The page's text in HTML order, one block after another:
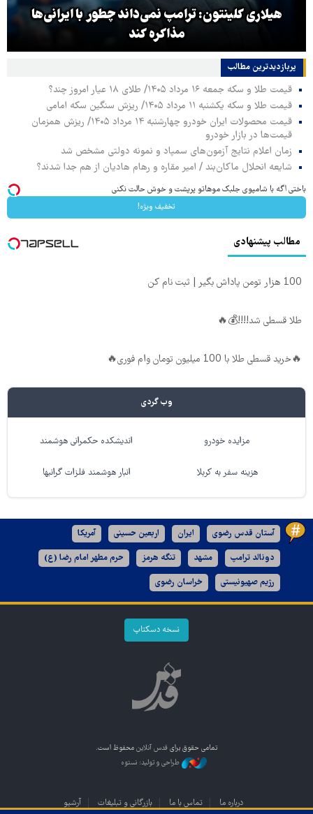
هیلاری کلینتون: ترامپ نمی‌داند چطور با ایرانی‌ها
مذاکره کند
پربازدیدترین‌ مطالب
قیمت طلا و سکه جمعه ۱۶ مرداد ۱۴۰۵/ طلای ۱۸ عیار امروز چند؟
قیمت طلا و سکه یکشنبه ۱۱ مرداد ۱۴۰۵/ ریزش سنگین سکه امامی
قیمت محصولات ایران خودرو چهارشنبه ۱۴ مرداد ۱۴۰۵/ ریزش همزمان
قیمت‌ها در بازار خودرو
زمان اعلام نتایج آزمون‌های سمپاد و نمونه دولتی مشخص شد
شایعه انحلال ماکان‌بند / امیر مقاره و رهام هادیان از هم جدا شدند؟
باختی اگه با شامپوی جلبک موهاتو پرپشت و خوش حالت نکنی
تخفیف ویژه!
مطالب پیشنهادی
100 هزار تومن پاداش بگیر | ثبت نام کن
طلا قسطی شد!!!!💰🔥
🔥خرید قسطی طلا با 100 میلیون تومان وام فوری🔥
وب گردی
مزایده خودرو اندیشکده حکمرانی هوشمند
هزینه سفر به کربلا انبار هوشمند فلزات گرانبها
آستان قدس رضوی ایران اربعین حسینی آمریکا
دونالد ترامپ مشهد تنگه هرمز حرم مطهر امام رضا (ع)
رژیم صهیونیستی خراسان رضوی
نسخه دسکتاپ
تمامی حقوق برای قدس آنلاین محفوظ است.
طراحی و تولید: نستوه
درباره ما تماس با ما بازرگانی و تبلیغات آرشیو